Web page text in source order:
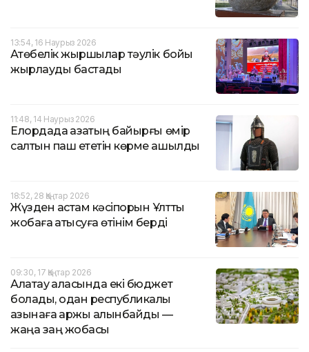
13:54, 16 Наурыз 2026
Ақтөбелік жыршылар тәулік бойы
жырлауды бастады
11:48, 14 Наурыз 2026
Елордада қазақтың байырғы өмір
салтын паш ететін көрме ашылды
18:52, 28 Қаңтар 2026
Жүзден астам кәсіпорын Ұлттық
жобаға қатысуға өтінім берді
09:30, 17 Қаңтар 2026
Алатау қаласында екі бюджет
болады, одан республикалық
қазынаға қаржы алынбайды —
жаңа заң жобасы